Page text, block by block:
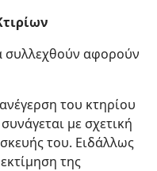
συλλεχθούν αφορούν
του κτηρίου
με σχετική
του. Ειδάλλως
της